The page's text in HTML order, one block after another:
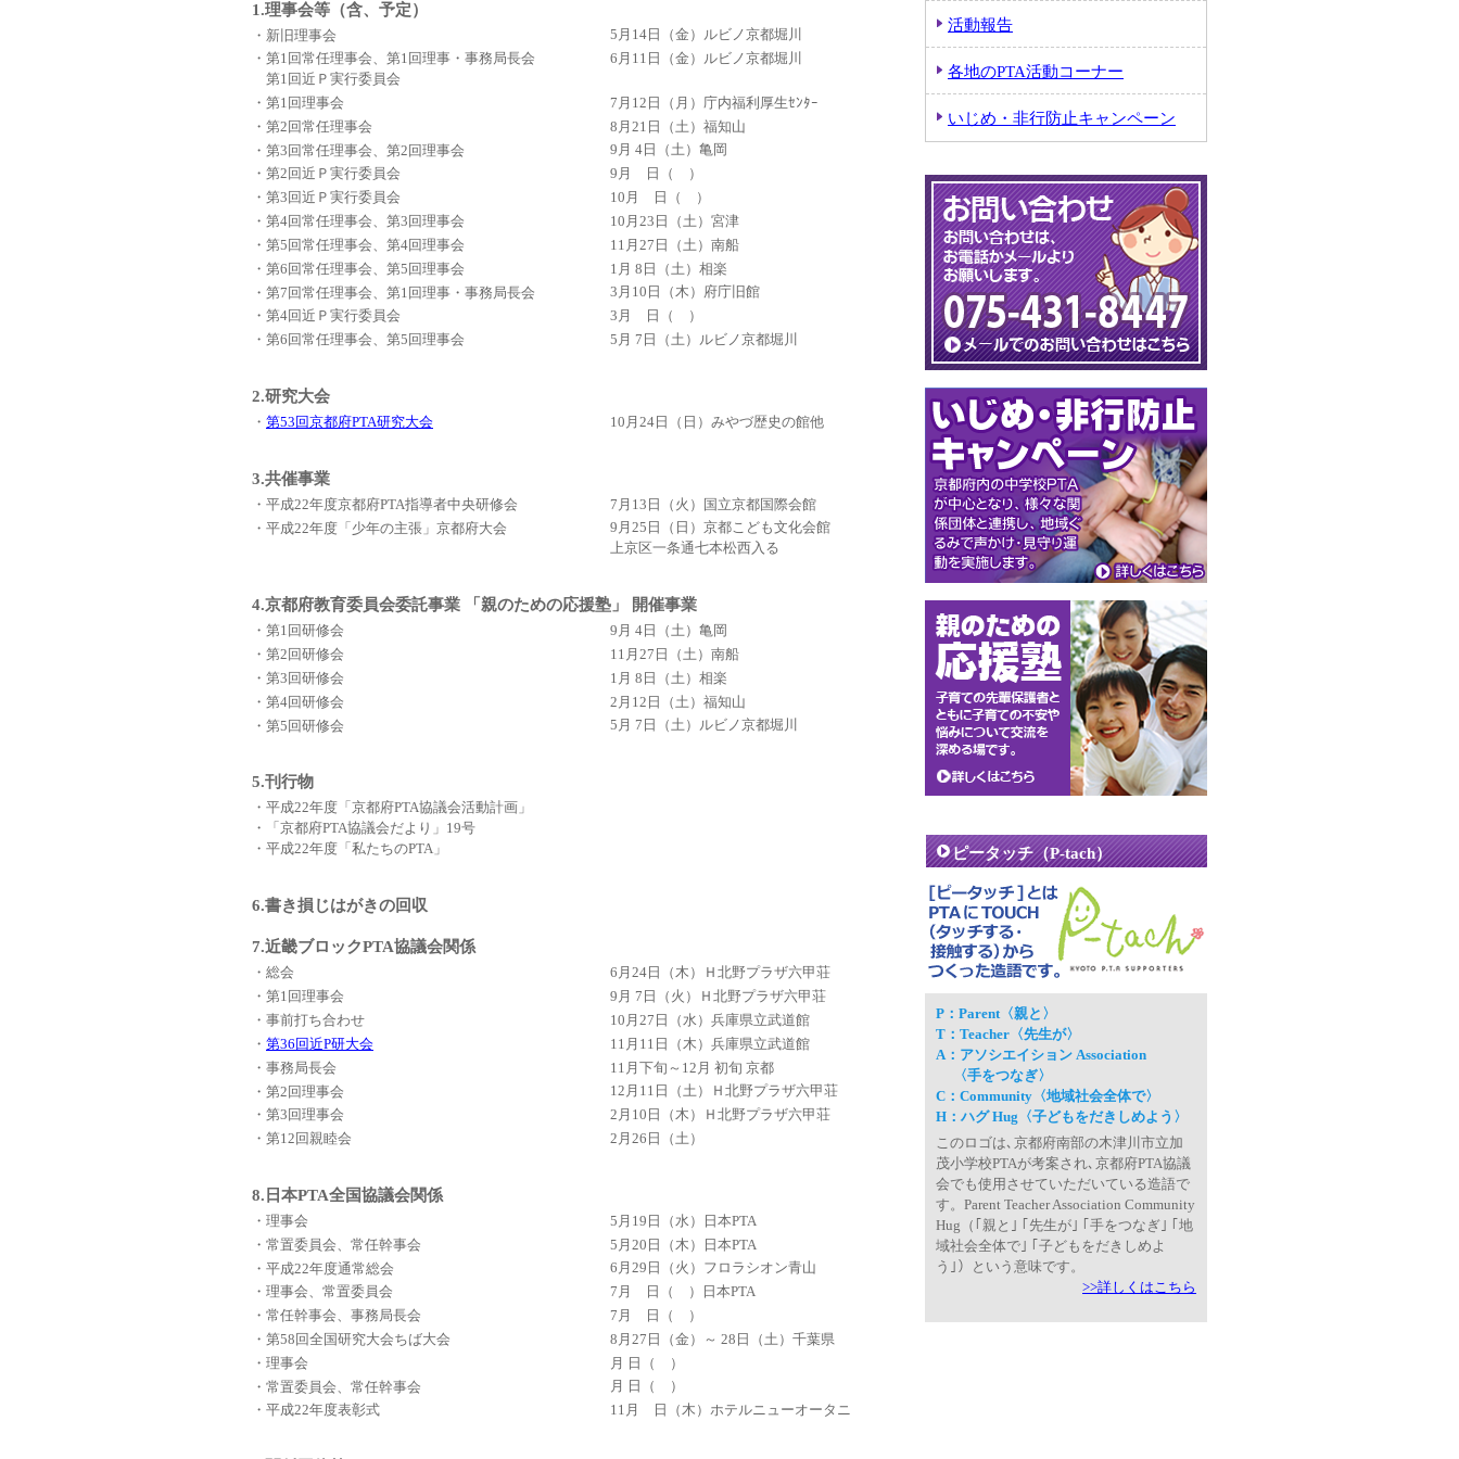
1.理事会等（含、予定）
・新旧理事会
5月14日（金）ルビノ京都堀川
・第1回常任理事会、第1回理事・事務局長会
第1回近Ｐ実行委員会
6月11日（金）ルビノ京都堀川
・第1回理事会
7月12日（月）庁内福利厚生ｾﾝﾀｰ
・第2回常任理事会
8月21日（土）福知山
・第3回常任理事会、第2回理事会
9月 4日（土）亀岡
・第2回近Ｐ実行委員会
9月 日（ ）
・第3回近Ｐ実行委員会
10月 日（ ）
・第4回常任理事会、第3回理事会
10月23日（土）宮津
・第5回常任理事会、第4回理事会
11月27日（土）南船
・第6回常任理事会、第5回理事会
1月 8日（土）相楽
・第7回常任理事会、第1回理事・事務局長会
3月10日（木）府庁旧館
・第4回近Ｐ実行委員会
3月 日（ ）
・第6回常任理事会、第5回理事会
5月 7日（土）ルビノ京都堀川
2.研究大会
・ 第53回京都府PTA研究大会 10月24日（日）みやづ歴史の館他
3.共催事業
・平成22年度京都府PTA指導者中央研修会
7月13日（火）国立京都国際会館
・平成22年度「少年の主張」京都府大会
9月25日（日）京都こども文化会館
上京区一条通七本松西入る
4.京都府教育委員会委託事業 「親のための応援塾」 開催事業
・第1回研修会
9月 4日（土）亀岡
・第2回研修会
11月27日（土）南船
・第3回研修会
1月 8日（土）相楽
・第4回研修会
2月12日（土）福知山
・第5回研修会
5月 7日（土）ルビノ京都堀川
5.刊行物
・平成22年度「京都府PTA協議会活動計画」
・「京都府PTA協議会だより」19号
・平成22年度「私たちのPTA」
6.書き損じはがきの回収
7.近畿ブロックPTA協議会関係
・総会
6月24日（木）Ｈ北野プラザ六甲荘
・第1回理事会
9月 7日（火）Ｈ北野プラザ六甲荘
・事前打ち合わせ
10月27日（水）兵庫県立武道館
・ 第36回近P研大会
11月11日（木）兵庫県立武道館
・事務局長会
11月下旬～12月 初旬 京都
・第2回理事会
12月11日（土）Ｈ北野プラザ六甲荘
・第3回理事会
2月10日（木）Ｈ北野プラザ六甲荘
・第12回親睦会
2月26日（土）
8.日本PTA全国協議会関係
・理事会
5月19日（水）日本PTA
・常置委員会、常任幹事会
5月20日（木）日本PTA
・平成22年度通常総会
6月29日（火）フロラシオン青山
・理事会、常置委員会
7月 日（ ）日本PTA
・常任幹事会、事務局長会
7月 日（ ）
・第58回全国研究大会ちば大会
8月27日（金）～ 28日（土）千葉県
・理事会
月 日（ ）
・常置委員会、常任幹事会
月 日（ ）
・平成22年度表彰式
11月 日（木）ホテルニューオータニ
活動報告
各地のPTA活動コーナー
いじめ・非行防止キャンペーン
ピータッチ（P-tach）
P：Parent〈親と〉
T：Teacher〈先生が〉
A：アソシエイション Association
〈手をつなぎ〉
C：Community〈地域社会全体で〉
H：ハグ Hug〈子どもをだきしめよう〉
このロゴは､京都府南部の木津川市立加
茂小学校PTAが考案され､京都府PTA協議
会でも使用させていただいている造語で
す。Parent Teacher Association Community
Hug（｢親と｣ ｢先生が｣ ｢手をつなぎ｣ ｢地
域社会全体で｣ ｢子どもをだきしめよ
う｣）という意味です。
>>詳しくはこちら